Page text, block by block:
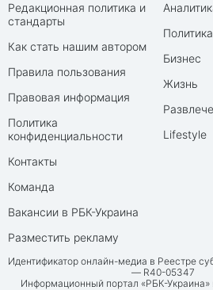
Редакционная политика и
стандарты
Как стать нашим автором
Правила пользования
Правовая информация
Политика
конфиденциальности
Контакты
Команда
Вакансии в РБК-Украина
Разместить рекламу
Политика
Бизнес
Жизнь
Lifestyle
Идентификатор онлайн-медиа в Реестре
— R40-05347
Информационный портал «РБК-